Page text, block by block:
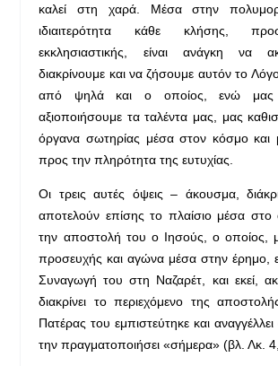
καλεί στη χαρά. Μέσα στην
ιδιαιτερότητα κάθε κλήσης,
εκκλησιαστικής, είναι ανάγκη να
διακρίνουμε και να ζήσουμε αυτόν το
από ψηλά και ο οποίος, ενώ μας
αξιοποιήσουμε τα ταλέντα μας, μας
όργανα σωτηρίας μέσα στον κόσμο και
προς την πληρότητα της ευτυχίας.
Οι τρεις αυτές όψεις – άκουσμα,
αποτελούν επίσης το πλαίσιο μέσα στο
την αποστολή του ο Ιησούς, ο οποίος,
προσευχής και αγώνα μέσα στην έρημο,
Συναγωγή του στη Ναζαρέτ, και εκεί,
διακρίνει το περιεχόμενο της
Πατέρας του εμπιστεύτηκε και
την πραγματοποιήσει «σήμερα» (βλ. Λκ.